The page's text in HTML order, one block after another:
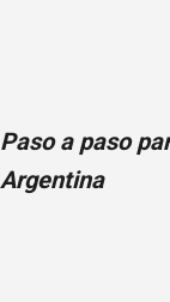
Paso a paso
Argentina